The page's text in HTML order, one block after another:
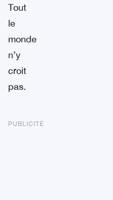
Tout
le
monde
n’y
croit
pas.
PUBLICITÉ